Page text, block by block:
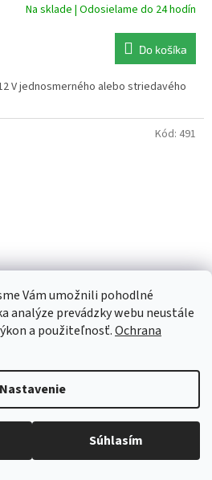
Vám umožnili pohodlné
analýze prevádzky webu neustále
a použiteľnosť.Ochrana
Nastavenie
Súhlasím
osobne v predajni SELEKTRA,
tel.: 038/7490000. Všetok tovar je
Na sklade | Odosielame do 24 hodín
Do košíka
V jednosmerného alebo striedavého
Na sklade | Odosielame do 24 hodín
Kód: 491